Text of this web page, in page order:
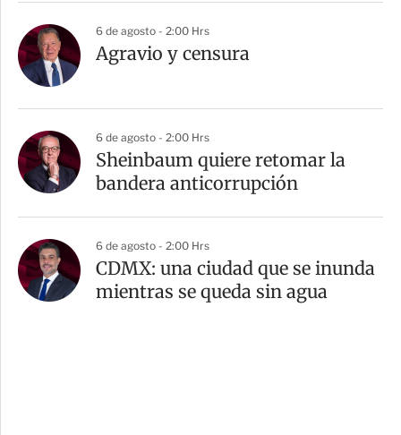
6 de agosto - 2:00 Hrs
Agravio y censura
6 de agosto - 2:00 Hrs
Sheinbaum quiere retomar la
bandera anticorrupción
6 de agosto - 2:00 Hrs
CDMX: una ciudad que se inunda
mientras se queda sin agua